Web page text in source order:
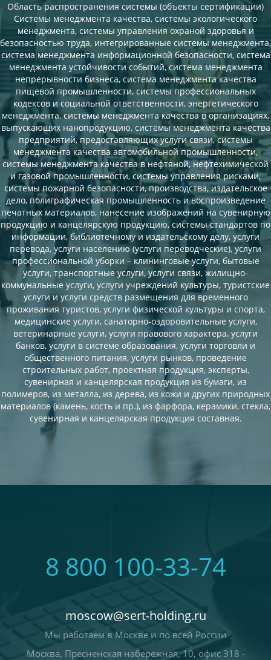
Область распространения системы (объекты сертификации)
Системы менеджмента качества, системы экологического
менеджмента, системы управления охраной здоровья и
безопасностью труда, интегрированные системы менеджмента,
система менеджмента информационной безопасности, система
менеджмента устойчивости событий, система менеджмента
непрерывности бизнеса, система менеджмента качества
пищевой промышленности, системы профессиональных
кодексов и социальной ответственности, энергетического
менеджмента, системы менеджмента качества в организациях,
выпускающих нанопродукцию, системы менеджмента качества
предприятий, предоставляющих услуги связи, системы
менеджмента качества автомобильной промышленности,
системы менеджмента качества в нефтяной, нефтехимической
и газовой промышленности, системы управления рисками,
системы пожарной безопасности, производства, издательское
дело, полиграфическая промышленность и воспроизведение
печатных материалов, нанесение изображений на сувенирную
продукцию и канцелярскую продукцию, системы стандартов по
информации, библиотечному и издательскому делу, услуги
перевода, услуги населению (услуги переводческие), услуги
профессиональной уборки – клининговые услуги, бытовые
услуги, транспортные услуги, услуги связи, жилищно-
коммунальные услуги, услуги учреждений культуры, туристские
услуги и услуги средств размещения для временного
проживания туристов, услуги физической культуры и спорта,
медицинские услуги, санаторно-оздоровительные услуги,
ветеринарные услуги, услуги правового характера, услуги
банков, услуги в системе образования, услуги торговли и
общественного питания, услуги рынков, проведение
строительных работ, проектная продукция, эксперты,
сувенирная и канцелярская продукция из бумаги, из
полимеров, из металла, из дерева, из кожи и других природных
материалов (камень, кость и пр.), из фарфора, керамики, стекла,
сувенирная и канцелярская продукция составная.
8 800 100-33-74
moscow@sert-holding.ru
Мы работаем в Москве и по всей России
Москва, Пресненская набережная, 10, офис 318 -